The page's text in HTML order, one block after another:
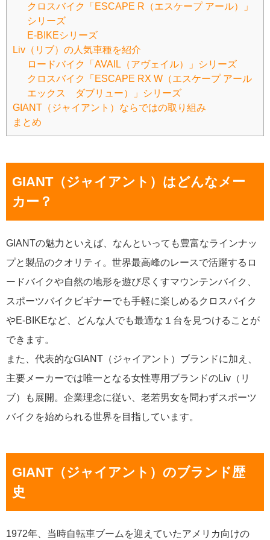
クロスバイク「ESCAPE R（エスケープ アール）」
シリーズ
E-BIKEシリーズ
Liv（リブ）の人気車種を紹介
ロードバイク「AVAIL（アヴェイル）」シリーズ
クロスバイク「ESCAPE RX W（エスケープ アール
エックス ダブリュー）」シリーズ
GIANT（ジャイアント）ならではの取り組み
まとめ
GIANT（ジャイアント）はどんなメー
カー？
GIANTの魅力といえば、なんといっても豊富なラインナッ
プと製品のクオリティ。世界最高峰のレースで活躍するロ
ードバイクや自然の地形を遊び尽くすマウンテンバイク、
スポーツバイクビギナーでも手軽に楽しめるクロスバイク
やE-BIKEなど、どんな人でも最適な１台を見つけることが
できます。
また、代表的なGIANT（ジャイアント）ブランドに加え、
主要メーカーでは唯一となる女性専用ブランドのLiv（リ
ブ）も展開。企業理念に従い、老若男女を問わずスポーツ
バイクを始められる世界を目指しています。
GIANT（ジャイアント）のブランド歴
史
1972年、当時自転車ブームを迎えていたアメリカ向けの